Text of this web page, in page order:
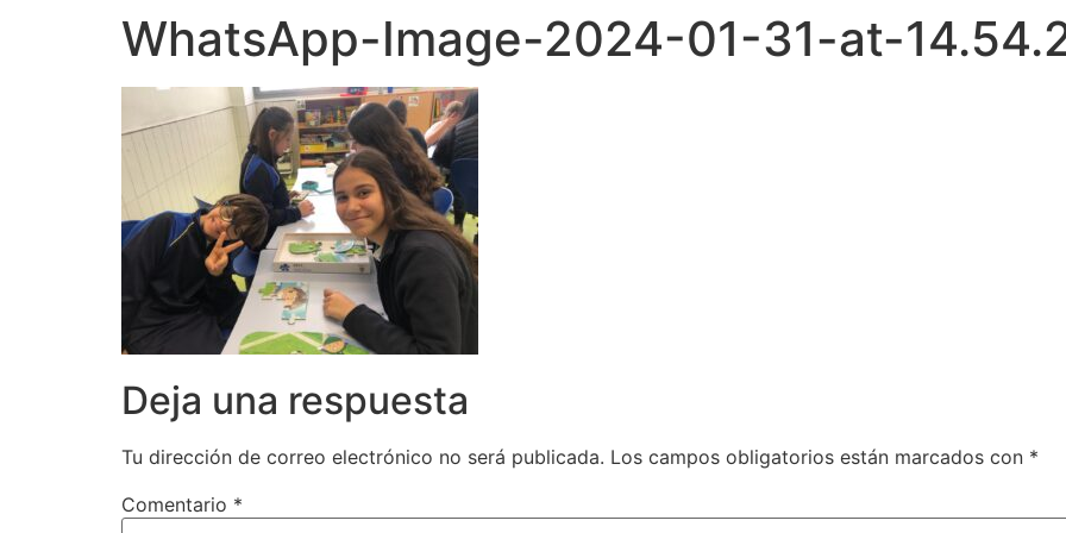
WhatsApp-Image-2024-01-31-at-
Deja una respuesta
Tu dirección de correo electrónico no será publicada. Los campos obligatorios están marcados con *
Comentario *